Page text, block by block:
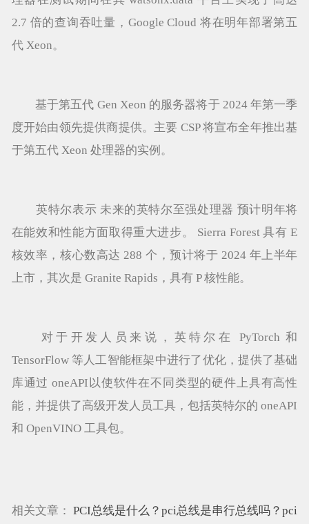
2.7 倍的查询吞吐量，Google Cloud 将在明年部署第五
代 Xeon。
基于第五代 Gen Xeon 的服务器将于 2024 年第一季
度开始由领先提供商提供。主要 CSP 将宣布全年推出基
于第五代 Xeon 处理器的实例。
英特尔表示 未来的英特尔至强处理器 预计明年将
在能效和性能方面取得重大进步。 Sierra Forest 具有 E
核效率，核心数高达 288 个，预计将于 2024 年上半年
上市，其次是 Granite Rapids，具有 P 核性能。
对于开发人员来说，英特尔在 PyTorch 和
TensorFlow 等人工智能框架中进行了优化，提供了基础
库通过 oneAPI以使软件在不同类型的硬件上具有高性
能，并提供了高级开发人员工具，包括英特尔的 oneAPI
和 OpenVINO 工具包。
相关文章： PCI总线是什么？pci总线是串行总线吗？pci